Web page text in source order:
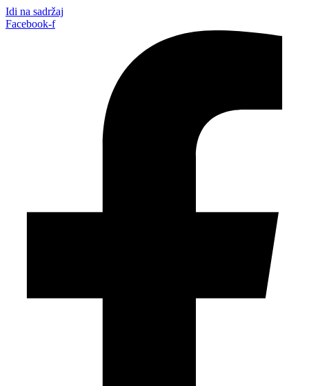
Idi na sadržaj
Facebook-f